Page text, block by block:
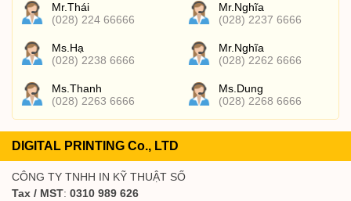
Mr.Thái
(028) 224 66666
Mr.Nghĩa
(028) 2237 6666
Ms.Hạ
(028) 2238 6666
Mr.Nghĩa
(028) 2262 6666
Ms.Thanh
(028) 2263 6666
Ms.Dung
(028) 2268 6666
DIGITAL PRINTING Co., LTD
CÔNG TY TNHH IN KỸ THUẬT SỐ
Tax / MST: 0310 989 626